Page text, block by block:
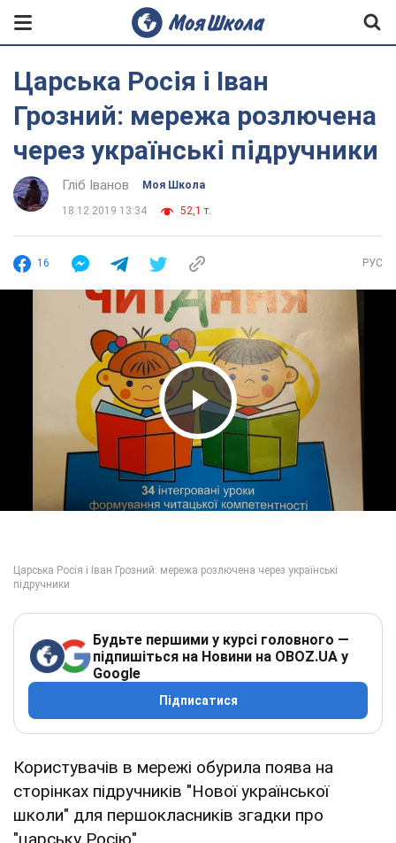
Царська Росія і Іван
Грозний: мережа розлючена
через українські підручники
Гліб Іванов Моя Школа
18.12.2019 13:34 52,1 т.
16 РУС
Play Video
Будьте першими у курсі головного —
підпишіться на Новини на OBOZ.UA у
Google
Підписатися
Користувачів в мережі обурила поява на
сторінках підручників "Нової української
школи" для першокласників згадки про
"царську Росію".